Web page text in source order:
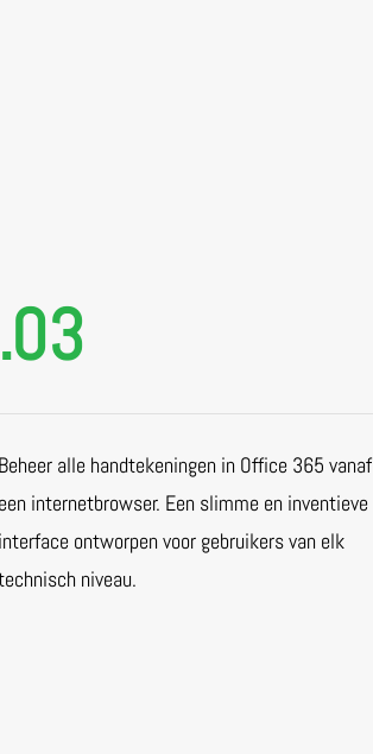
.03
Beheer alle handtekeningen in Office 365 vanaf
een internetbrowser. Een slimme en inventieve
interface ontworpen voor gebruikers van elk
niveau.